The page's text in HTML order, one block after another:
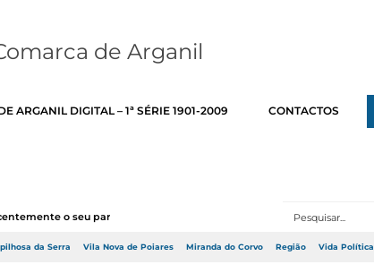
ARGANIL DIGITAL – 1ª SÉRIE 1901-2009 CONTACTOS
o seu parque de máq...
da Serra Vila Nova de Poiares Miranda do Corvo Região Vida Política